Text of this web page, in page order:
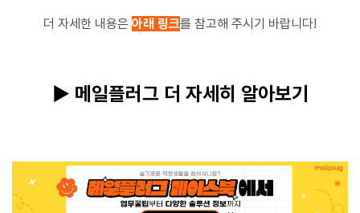
더 자세한 내용은 아래 링크를 참고해 주시기 바랍니다!
▶ 메일플러그 더 자세히 알아보기